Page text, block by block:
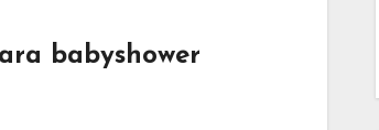
babyshower